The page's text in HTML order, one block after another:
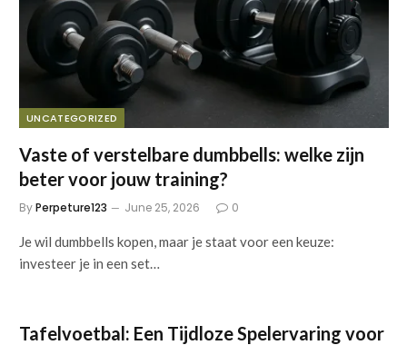
UNCATEGORIZED
Vaste of verstelbare dumbbells: welke zijn
beter voor jouw training?
ByPerpeture123 June 25, 2026 0
Je wil dumbbells kopen, maar je staat voor een keuze:
investeer je in een set…
Tafelvoetbal: Een Tijdloze Spelervaring voor